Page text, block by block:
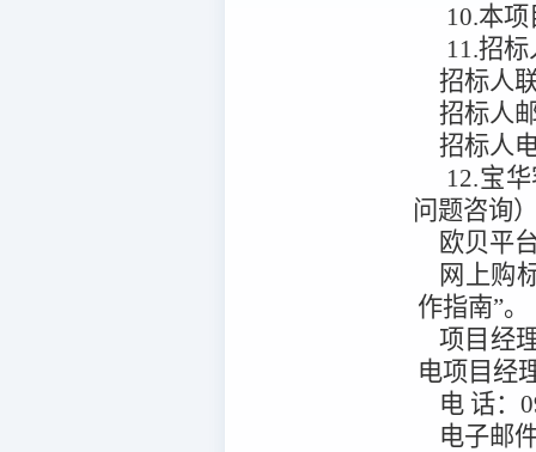
10.本项
11.招
招标人
招标人
招标人
12.宝
问题咨询
欧贝平
网上购
作指南”。
项目经
电项目经
电 话：
电子邮